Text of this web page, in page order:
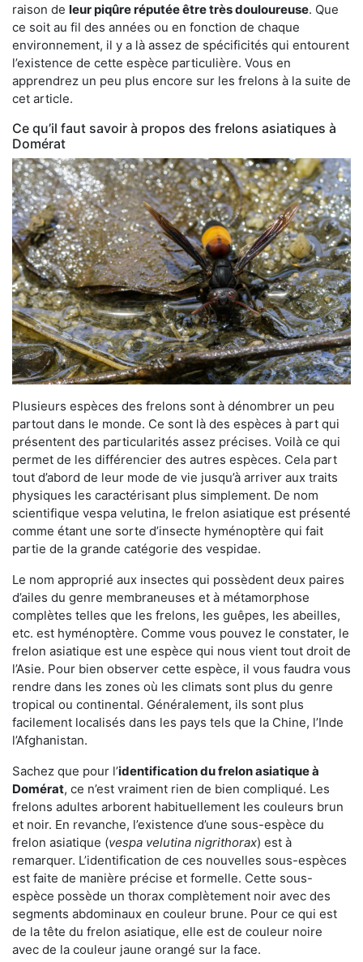
raison de leur piqûre réputée être très douloureuse. Que
ce soit au fil des années ou en fonction de chaque
environnement, il y a là assez de spécificités qui entourent
l’existence de cette espèce particulière. Vous en
apprendrez un peu plus encore sur les frelons à la suite de
cet article.
Ce qu’il faut savoir à propos des frelons asiatiques à
Domérat
Plusieurs espèces des frelons sont à dénombrer un peu
partout dans le monde. Ce sont là des espèces à part qui
présentent des particularités assez précises. Voilà ce qui
permet de les différencier des autres espèces. Cela part
tout d’abord de leur mode de vie jusqu’à arriver aux traits
physiques les caractérisant plus simplement. De nom
scientifique vespa velutina, le frelon asiatique est présenté
comme étant une sorte d’insecte hyménoptère qui fait
partie de la grande catégorie des vespidae.
Le nom approprié aux insectes qui possèdent deux paires
d’ailes du genre membraneuses et à métamorphose
complètes telles que les frelons, les guêpes, les abeilles,
etc. est hyménoptère. Comme vous pouvez le constater, le
frelon asiatique est une espèce qui nous vient tout droit de
l’Asie. Pour bien observer cette espèce, il vous faudra vous
rendre dans les zones où les climats sont plus du genre
tropical ou continental. Généralement, ils sont plus
facilement localisés dans les pays tels que la Chine, l’Inde
l’Afghanistan.
Sachez que pour l’identification du frelon asiatiqueà
Domérat, ce n’est vraiment rien de bien compliqué. Les
frelons adultes arborent habituellement les couleurs brun
et noir. En revanche, l’existence d’une sous-espèce du
frelon asiatique (vespa velutina nigrithorax) est à
remarquer. L’identification de ces nouvelles sous-espèces
est faite de manière précise et formelle. Cette sous-
espèce possède un thorax complètement noir avec des
segments abdominaux en couleur brune. Pour ce qui est
de la tête du frelon asiatique, elle est de couleur noire
avec de la couleur jaune orangé sur la face.